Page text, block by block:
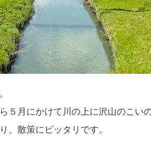
５月にかけて川の上に沢山のこい
、散策にピッタリです。